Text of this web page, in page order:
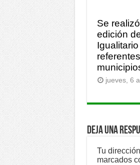
Se
edición
jueves, 6
Deja una
Tu
marcados